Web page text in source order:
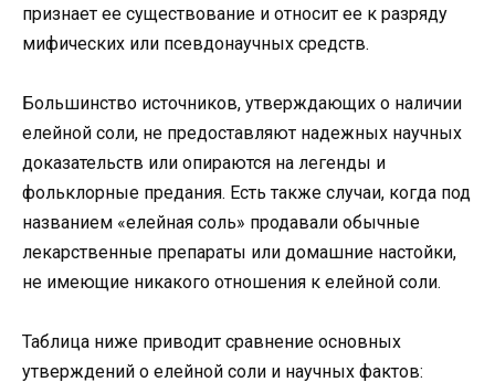
признает ее существование и относит ее к разряду
мифических или псевдонаучных средств.
Большинство источников, утверждающих о наличии
елейной соли, не предоставляют надежных научных
доказательств или опираются на легенды и
фольклорные предания. Есть также случаи, когда под
названием «елейная соль» продавали обычные
лекарственные препараты или домашние настойки,
не имеющие никакого отношения к елейной соли.
Таблица ниже приводит сравнение основных
утверждений о елейной соли и научных фактов: